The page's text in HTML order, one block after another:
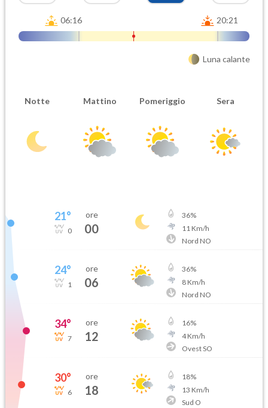
06:16 20:21
Luna calante
Notte Mattino Pomeriggio Sera
21°
0
ore
00
36%
11 Km/h
Nord NO
24°
1
ore
06
36%
8Km/h
Nord NO
34°
7
ore
12
16%
4Km/h
Ovest SO
30°
6
ore
18
18%
13 Km/h
Sud O